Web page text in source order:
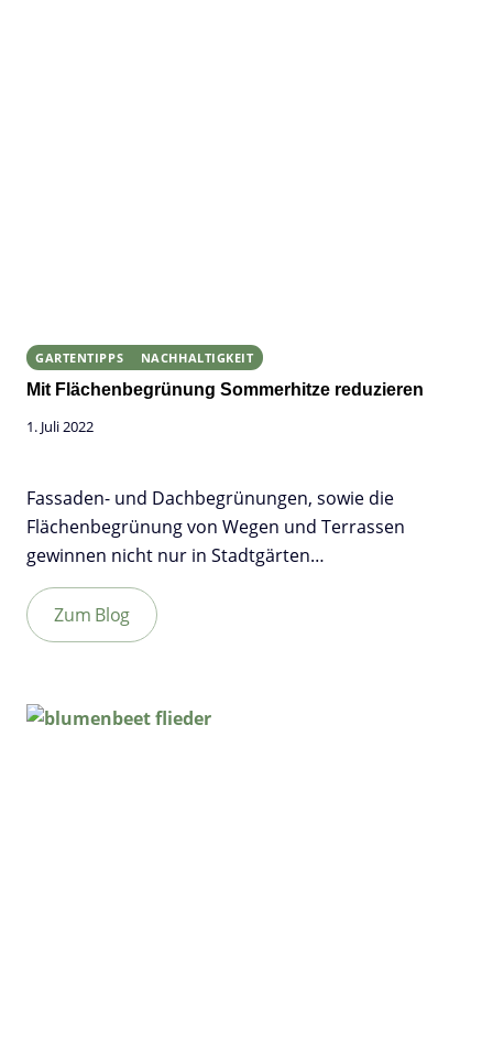
GARTENTIPPS NACHHALTIGKEIT
Mit Flächenbegrünung Sommerhitze reduzieren
1. Juli 2022
Fassaden- und Dachbegrünungen, sowie die
Flächenbegrünung von Wegen und Terrassen
gewinnen nicht nur in Stadtgärten…
Zum Blog